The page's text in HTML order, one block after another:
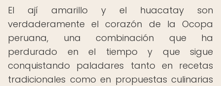
El ají amarillo y el huacatay son
verdaderamente el corazón de la Ocopa
peruana, una combinación que ha
perdurado en el tiempo y que sigue
conquistando paladares tanto en recetas
tradicionales como en propuestas culinarias